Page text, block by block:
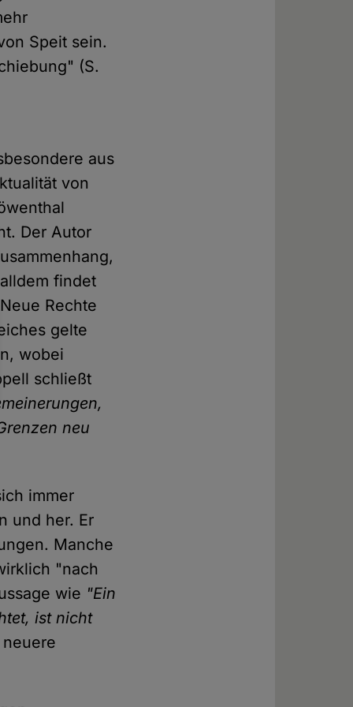
Speit sein.
(S.
aus
von
Der Autor
findet
Rechte
gelte
wobei
schließt
neu
immer
und her. Er
Manche
"nach
wie "Ein
ist nicht